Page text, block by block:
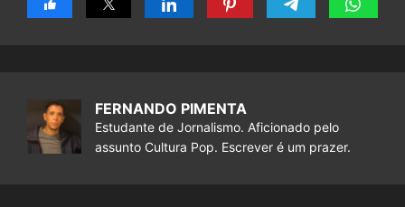
FERNANDO PIMENTA
Estudante de Jornalismo. Aficionado pelo
assunto Cultura Pop. Escrever é um prazer.